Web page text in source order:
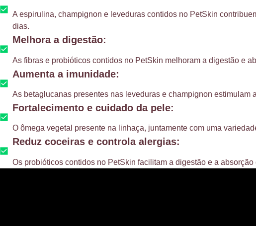
A espirulina, champignon e leveduras contidos no PetSkin
dias.
Melhora a digestão:
As fibras e probióticos contidos no PetSkin melhoram a digestão e
Aumenta a imunidade:
As betaglucanas presentes nas leveduras e champignon
Fortalecimento e cuidado da pele:
O ômega vegetal presente na linhaça, juntamente com uma
Reduz coceiras e controla alergias:
Os probióticos contidos no PetSkin facilitam a digestão e a